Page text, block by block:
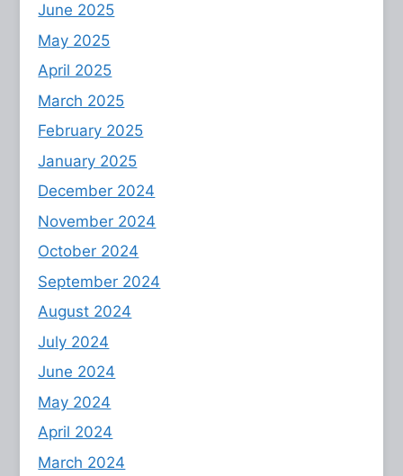
June 2025
May 2025
April 2025
March 2025
February 2025
January 2025
December 2024
November 2024
October 2024
September 2024
August 2024
July 2024
June 2024
May 2024
April 2024
March 2024